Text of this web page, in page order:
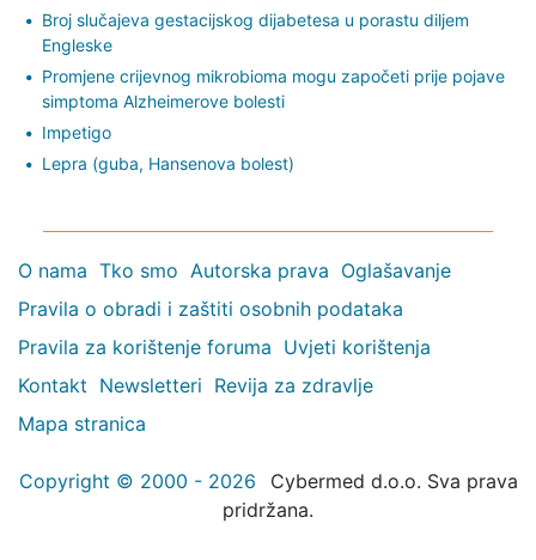
Broj slučajeva gestacijskog dijabetesa u porastu diljem
Engleske
Promjene crijevnog mikrobioma mogu započeti prije pojave
simptoma Alzheimerove bolesti
Impetigo
Lepra (guba, Hansenova bolest)
O nama Tko smo Autorska prava Oglašavanje
Pravila o obradi i zaštiti osobnih podataka
Pravila za korištenje foruma Uvjeti korištenja
Kontakt Newsletteri Revija za zdravlje
Mapa stranica
Copyright © 2000 - 2026
Cybermed d.o.o. Sva prava
pridržana.